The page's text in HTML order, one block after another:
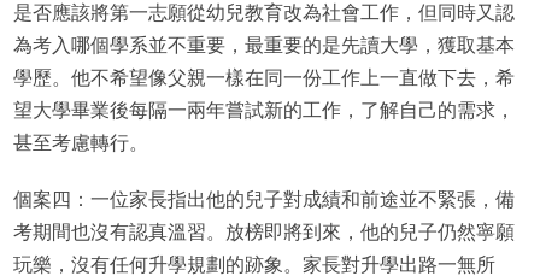
是否應該將第一志願從幼兒教育改為社會工作，但同時又認
為考入哪個學系並不重要，最重要的是先讀大學，獲取基本
學歷。他不希望像父親一樣在同一份工作上一直做下去，希
望大學畢業後每隔一兩年嘗試新的工作，了解自己的需求，
甚至考慮轉行。
個案四：一位家長指出他的兒子對成績和前途並不緊張，備
考期間也沒有認真溫習。放榜即將到來，他的兒子仍然寧願
玩樂，沒有任何升學規劃的跡象。家長對升學出路一無所